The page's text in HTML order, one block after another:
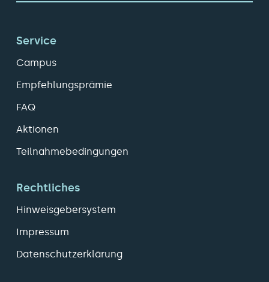
Service
Campus
Empfehlungsprämie
FAQ
Aktionen
Teilnahmebedingungen
Rechtliches
Hinweisgebersystem
Impressum
Datenschutzerklärung